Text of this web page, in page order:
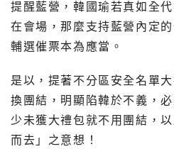
提醒藍營，韓國瑜若真如全
在會場，那麼支持藍營內定
輔選催票本為應當。
是以，提著不分區安全名單
換團結，明顯陷韓於不義，
少未獲大禮包就不用團結，
而去」之意想！